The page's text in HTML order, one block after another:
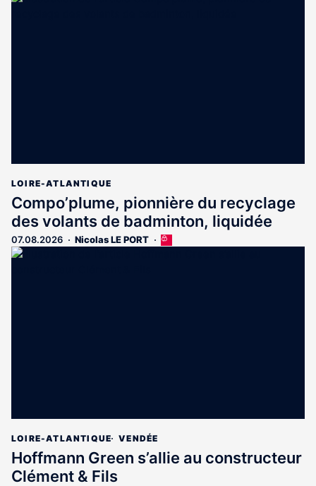
LOIRE-ATLANTIQUE
Compo’plume, pionnière du recyclage
des volants de badminton, liquidée
07.08.2026 Nicolas LE PORT
Cet
LOIRE-ATLANTIQUE VENDÉE
Hoffmann Green s’allie au constructeur
Clément & Fils